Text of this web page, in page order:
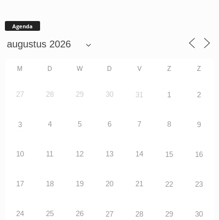
Agenda
M D W D V Z Z
27 28 29 30 31 1 2
3 4 5 6 7 8 9
10 11 12 13 14 15 16
17 18 19 20 21 22 23
24 25 26 27 28 29 30